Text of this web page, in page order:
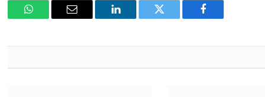
فيسبوك
تويتر لينكدإن
البريد
واتساب